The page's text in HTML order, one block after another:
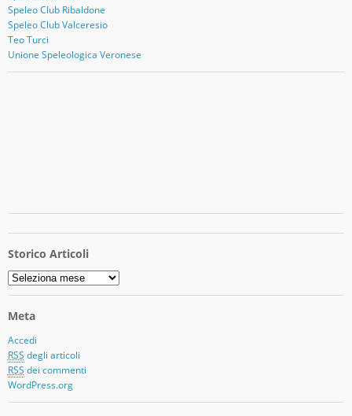
Speleo Club Ribaldone
Speleo Club Valceresio
Teo Turci
Unione Speleologica Veronese
Storico Articoli
Storico
Articoli
Meta
Accedi
RSS degli articoli
RSS dei commenti
WordPress.org